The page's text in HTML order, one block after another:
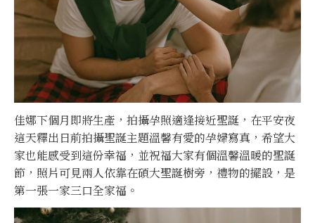
佳娜下個月即將生產，拍攝孕照適逢接近聖誕，在平安夜
這天釋出日前拍攝聖誕主題溫馨有愛的孕婦寫真，希望大
家也能感受到這份幸福，並祝福大家有個溫馨溫暖的聖誕
節，照片可見兩人依靠在碩大聖誕樹旁，禮物的擺設，是
第一張一家三口全家福。